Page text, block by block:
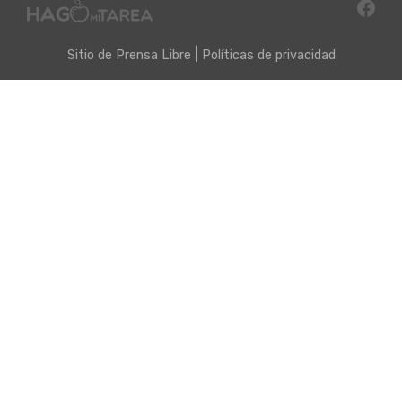
Sitio de Prensa Libre Políticas de privacidad